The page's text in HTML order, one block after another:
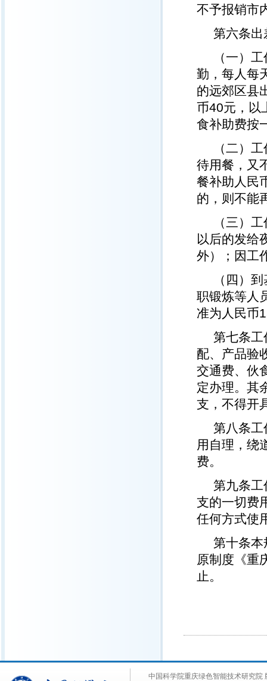
不予报销市
第六条出
（一）
勤，每人每
的远郊区县
币40元，以
食补助费按
（二）
待用餐，又
餐补助人民
的，则不能
（三）
以后的发给
外）；因工
（四）
职锻炼等人
准为人民币
第七条工
配、产品验
交通费、伙
定办理。其
支，不得开
第八条工
用自理，绕
费。
第九条工
支的一切费
任何方式使
第十条
原制度《重
止。
中国科学院重庆绿色智能技术研究院